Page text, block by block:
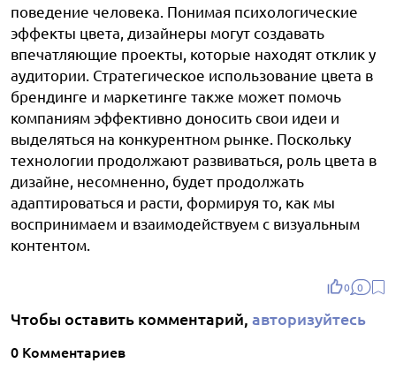
поведение человека. Понимая психологические
эффекты цвета, дизайнеры могут создавать
впечатляющие проекты, которые находят отклик у
аудитории. Стратегическое использование цвета в
брендинге и маркетинге также может помочь
компаниям эффективно доносить свои идеи и
выделяться на конкурентном рынке. Поскольку
технологии продолжают развиваться, роль цвета в
дизайне, несомненно, будет продолжать
адаптироваться и расти, формируя то, как мы
воспринимаем и взаимодействуем с визуальным
контентом.
0 0
Чтобы оставить комментарий, авторизуйтесь
0 Комментариев